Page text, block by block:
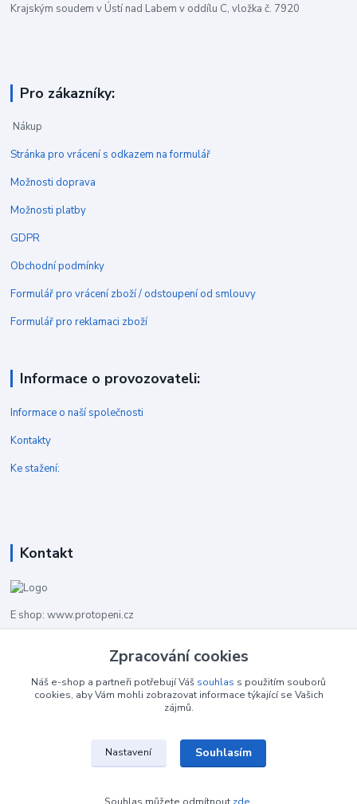
Krajským soudem v Ústí nad Labem v oddílu C, vložka č. 7920
Pro zákazníky:
Nákup
Stránka pro vrácení s odkazem na formulář
Možnosti doprava
Možnosti platby
GDPR
Obchodní podmínky
Formulář pro vrácení zboží / odstoupení od smlouvy
Formulář pro reklamaci zboží
Informace o provozovateli:
Informace o naší společnosti
Kontakty
Ke stažení:
Kontakt
E shop: www.protopeni.cz
+420 483 710 226
info@protopeni.cz
Zpracování cookies
Náš e-shop a partneři potřebují Váš souhlas s použitím souborů
cookies, aby Vám mohli zobrazovat informace týkající se Vašich
zájmů.
Nastavení Souhlasím